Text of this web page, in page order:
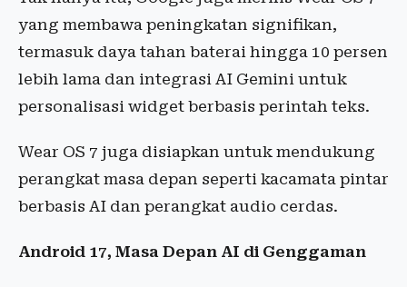
yang membawa peningkatan signifikan,
termasuk daya tahan baterai hingga 10 persen
lebih lama dan integrasi AI Gemini untuk
personalisasi widget berbasis perintah teks.
Wear OS 7 juga disiapkan untuk mendukung
perangkat masa depan seperti kacamata pintar
berbasis AI dan perangkat audio cerdas.
Android 17, Masa Depan AI di Genggaman